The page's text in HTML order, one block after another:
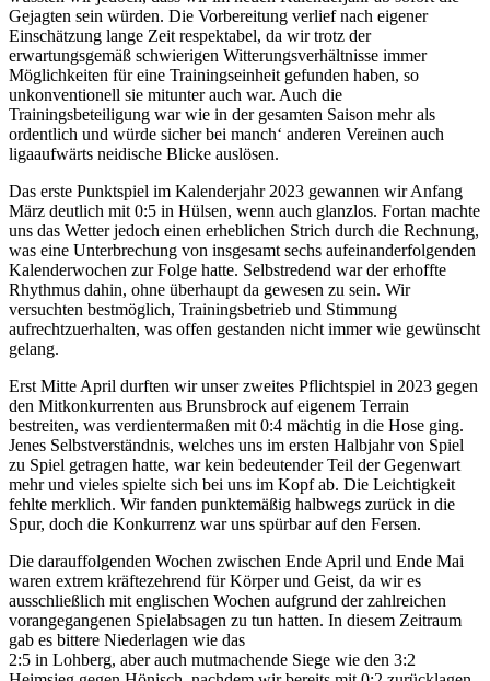
Gejagten sein würden. Die Vorbereitung verlief nach eigener
Einschätzung lange Zeit respektabel, da wir trotz der
erwartungsgemäß schwierigen Witterungsverhältnisse immer
Möglichkeiten für eine Trainingseinheit gefunden haben, so
unkonventionell sie mitunter auch war. Auch die
Trainingsbeteiligung war wie in der gesamten Saison mehr als
ordentlich und würde sicher bei manch‘ anderen Vereinen auch
ligaaufwärts neidische Blicke auslösen.
Das erste Punktspiel im Kalenderjahr 2023 gewannen wir Anfang
März deutlich mit 0:5 in Hülsen, wenn auch glanzlos. Fortan machte
uns das Wetter jedoch einen erheblichen Strich durch die Rechnung,
was eine Unterbrechung von insgesamt sechs aufeinanderfolgenden
Kalenderwochen zur Folge hatte. Selbstredend war der erhoffte
Rhythmus dahin, ohne überhaupt da gewesen zu sein. Wir
versuchten bestmöglich, Trainingsbetrieb und Stimmung
aufrechtzuerhalten, was offen gestanden nicht immer wie gewünscht
gelang.
Erst Mitte April durften wir unser zweites Pflichtspiel in 2023 gegen
den Mitkonkurrenten aus Brunsbrock auf eigenem Terrain
bestreiten, was verdientermaßen mit 0:4 mächtig in die Hose ging.
Jenes Selbstverständnis, welches uns im ersten Halbjahr von Spiel
zu Spiel getragen hatte, war kein bedeutender Teil der Gegenwart
mehr und vieles spielte sich bei uns im Kopf ab. Die Leichtigkeit
fehlte merklich. Wir fanden punktemäßig halbwegs zurück in die
Spur, doch die Konkurrenz war uns spürbar auf den Fersen.
Die darauffolgenden Wochen zwischen Ende April und Ende Mai
waren extrem kräftezehrend für Körper und Geist, da wir es
ausschließlich mit englischen Wochen aufgrund der zahlreichen
vorangegangenen Spielabsagen zu tun hatten. In diesem Zeitraum
gab es bittere Niederlagen wie das
2:5 in Lohberg, aber auch mutmachende Siege wie den 3:2